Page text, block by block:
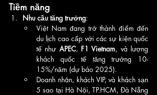
Tiềm năng
Nhu cầu tăng trưởng:
Việt Nam đang trở thành điểm đến
du lịch cao cấp với các sự kiện quốc
tế như APEC, F1 Vietnam, và lượng
khách quốc tế tăng trưởng 10-
15%/năm (dự báo 2025).
Doanh nhân, khách VIP, và khách sạn
5 sao tại Hà Nội, TP.HCM, Đà Nẵng